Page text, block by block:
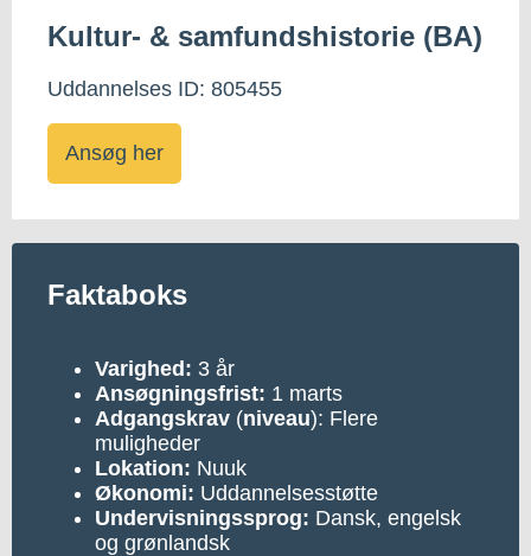
Kultur- & samfundshistorie (BA)
Uddannelses ID: 805455
Ansøg her
Faktaboks
Varighed: 3 år
Ansøgningsfrist: 1 marts
Adgangskrav (niveau): Flere
muligheder
Lokation: Nuuk
Økonomi: Uddannelsesstøtte
Undervisningssprog: Dansk, engelsk
og grønlandsk